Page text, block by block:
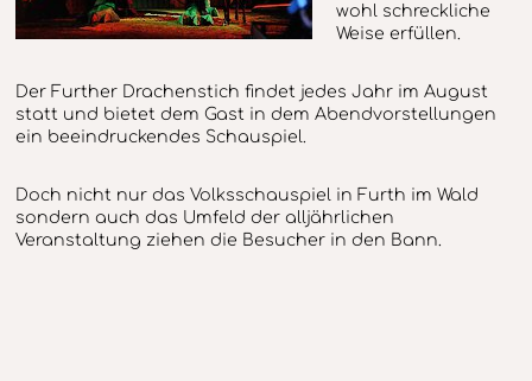
wohl schreckliche
Weise erfüllen.
Der Further Drachenstich findet jedes Jahr im August
statt und bietet dem Gast in dem Abendvorstellungen
ein beeindruckendes Schauspiel.
Doch nicht nur das Volksschauspiel in Furth im Wald
sondern auch das Umfeld der alljährlichen
Veranstaltung ziehen die Besucher in den Bann.